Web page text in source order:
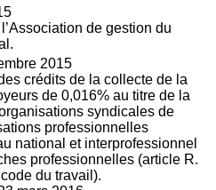
de gestion du
2015
crédits de la collecte de la
de 0,016% au titre de la
syndicales de
professionnelles
national et interprofessionnel
professionnelles (article R.
du travail).